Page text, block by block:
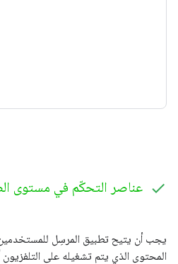
عناصر التحكّم في مستوى
يجب أن يتيح تطبيق المرسِل
المحتوى الذي يتم تشغيله على